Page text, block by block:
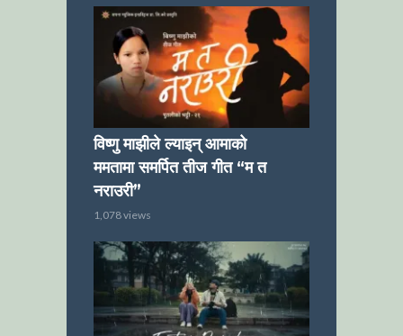
विष्णु माझीले ल्याइन् आमाको
ममतामा समर्पित तीज गीत “म त
नराउरी”
1,078 views